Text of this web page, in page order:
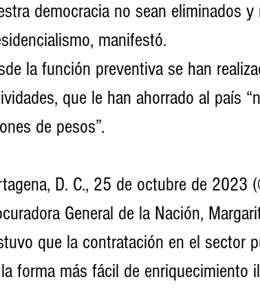
democracia no sean eliminados
manifestó.
la función preventiva se han
que le han ahorrado al país
de pesos”.
D. C., 25 de octubre de 2023
General de la Nación,
que la contratación en el sector
forma más fácil de enriquecimiento